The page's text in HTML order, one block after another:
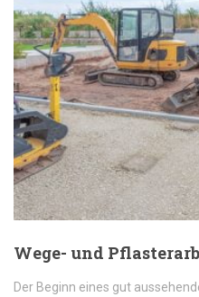
Wege- und
Der Beginn eines gut